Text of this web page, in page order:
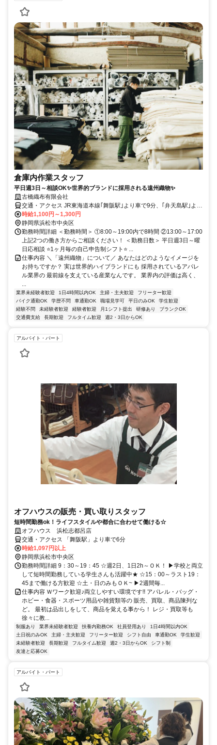
倉庫内作業スタッフ
平日週3日～相談OK✨世界的ブランドに採用される遠州織物✨
古橋織布有限会社
交通・アクセス JR東海道本線｢舞阪駅｣より車で9分、｢弁天島駅｣より
車で10分
時給1,100円～1,300円
静岡県浜松市中央区
勤務時間詳細 ＜勤務時間＞ ①8:00～19:00内で8時間 ②13:00～17:00
上記2つの働き方からご相談ください！ ＜勤務日数＞ 平日週3日～曜
日応相談 ⭐1ヶ月毎の自己申告制シフト⭐ ...
仕事内容 ＼「遠州織物」について／ あなたはどのようなイメージを
お持ちですか？ 実は世界的ハイブランドにも 採用されているアパレ
ル業界の 最前線を支えている産業なんです。 業界内の評価は高く、
...
業界未経験者歓迎 1日4時間以内OK 主婦・主夫歓迎
フリーター歓迎
バイク通勤OK
学歴不問 車通勤OK 職場見学可 平日のみOK
学生歓迎
経験不問
未経験者歓迎 経験者歓迎 月1シフト提出 研修あり
ブランクOK
交通費支給
長期歓迎 フルタイム歓迎 週2・3日からOK
アルバイト・パート
オフハウスの販売・買い取りスタッフ
短時間勤務ok！ライフスタイルや都合に合わせて働ける☆
オフハウス 浜松志都呂店
交通・アクセス 「舞阪駅」より車で6分
時給1,097円以上
静岡県浜松市中央区
勤務時間詳細 9：30～19：45 ☆週2日、1日2h～ＯＫ！ ▶学校と両立
して短時間勤務している学生さんも活躍中★ ☆15：00～ラスト19：
45まで働ける方歓迎 ☆土・日のみもＯＫ~ ▶2週間毎...
仕事内容 Ｗワーク歓迎♪両立しやすい環境です!! アパレル・バッグ・
ホビー・食器・スポーツ用品や雑貨類等の 販売、買取、商品陳列な
ど。 最初は品出しをして、商品を覚える事から！ レジ・買取等も
徐々に教...
制服あり 業界未経験者歓迎 扶養内勤務OK 社員登用あり
1日4時間以内OK
土日祝のみOK
主婦・主夫歓迎 フリーター歓迎 シフト自由 車通勤OK
学生歓迎
未経験者歓迎
長期歓迎 フルタイム歓迎 週2・3日からOK
シフト制
友達と応募OK
アルバイト・パート